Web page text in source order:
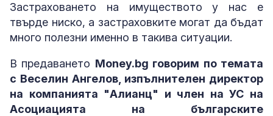
Застраховането на имуществото у нас е
твърде ниско, а застраховките могат да бъдат
много полезни именно в такива ситуации.
В предаването Money.bg говорим по темата
с Веселин Ангелов, изпълнителен директор
на компанията "Алианц" и член на УС на
Асоциацията на българските